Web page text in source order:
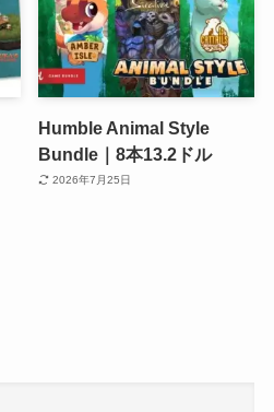
Humble Animal Style
Bundle｜8本13.2ドル
2026年7月25日